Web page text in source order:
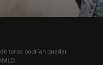
toros podrían quedar